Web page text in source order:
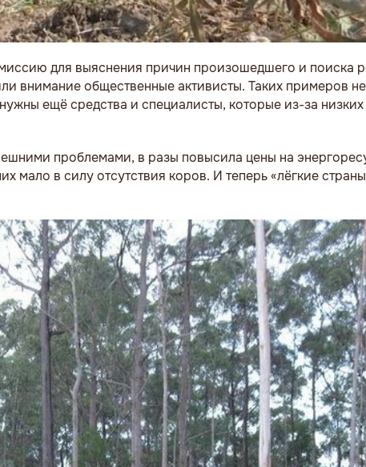
для выяснения причин произошедшего и поиска
внимание общественные активисты. Таких примеров
ещё средства и специалисты, которые из-за низких
проблемами, в разы повысила цены на
мало в силу отсутствия коров. И теперь «лёгкие